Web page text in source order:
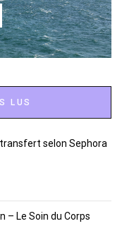
LUS
selon Sephora
– Le Soin du Corps